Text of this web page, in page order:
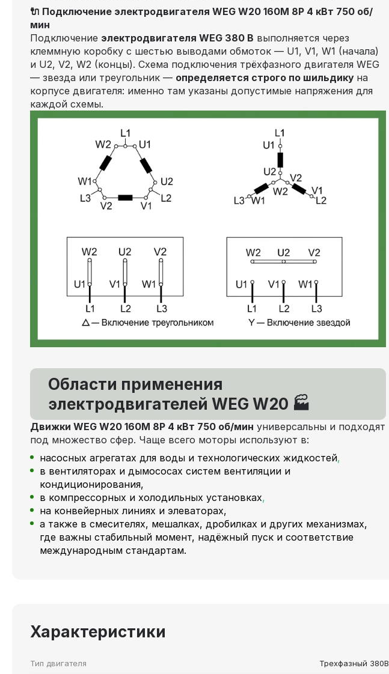
🔌 Подключение электродвигателя WEG W20 160M 8P 4 кВт 750 об/
мин
Подключение электродвигателя WEG 380 В выполняется через
клеммную коробку с шестью выводами обмоток — U1, V1, W1 (начала)
и U2, V2, W2 (концы). Схема подключения трёхфазного двигателя WEG
— звезда или треугольник — определяется строго по шильдику на
корпусе двигателя: именно там указаны допустимые напряжения для
каждой схемы.
Области применения
электродвигателей WEG W20 🏭
Движки WEG W20 160M 8P 4 кВт 750 об/мин универсальны и подходят
под множество сфер. Чаще всего моторы используют в:
насосных агрегатах для воды и технологических жидкостей,
в вентиляторах и дымососах систем вентиляции и
кондиционирования,
в компрессорных и холодильных установках,
на конвейерных линиях и элеваторах,
а также в смесителях, мешалках, дробилках и других механизмах,
где важны стабильный момент, надёжный пуск и соответствие
международным стандартам.
Характеристики
Тип двигателя
Трехфазный 380В